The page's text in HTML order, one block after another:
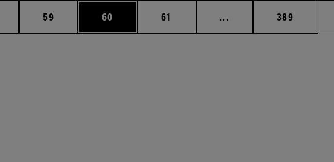
Páginas intermedias Use TAB para desplazarse.
Página
59 Página
60 Página
61 ... Páginas intermedias
Página
389